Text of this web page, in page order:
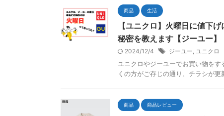
商品 生活
【ユニクロ】火曜日に値下
秘密を教えます【ジーユー】
2024/12/4 ジーユー ユニクロ
ユニクロやジーユーでお買い物を
くの方がご存じの通り、チラシが
商品 商品レビュー